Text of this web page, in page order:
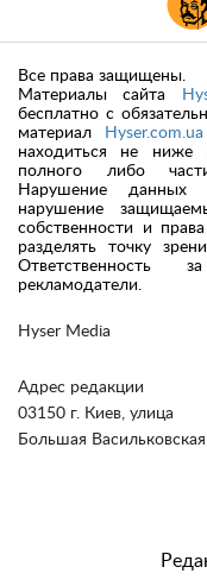
Hyser Media
Адрес редакции
03150 г. Киев, улица
Большая
Все права защищены.
Материалы сайта
бесплатно с
материал
Hyser.com.ua
находиться не ниже
полного либо
Нарушение данных
нарушение
собственности и
разделять точку
Ответственность
рекламодатели.